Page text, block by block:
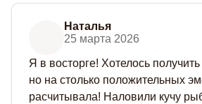
Наталья
25 марта 2026
Я в восторге! Хотелось
но на столько положительных
расчитывала! Наловили кучу